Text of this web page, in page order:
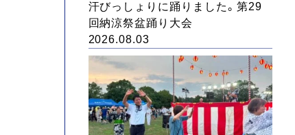
汗びっしょりに踊りました。第29
回納涼祭盆踊り大会
2026.08.03